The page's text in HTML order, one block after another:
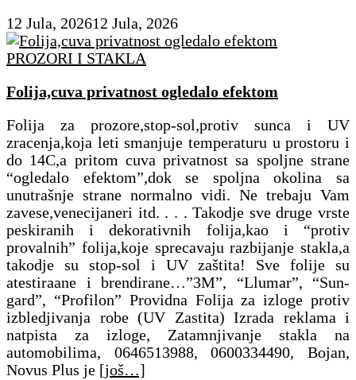
12 Jula, 202612 Jula, 2026
PROZORI I STAKLA
Folija,cuva privatnost ogledalo efektom
Folija za prozore,stop-sol,protiv sunca i UV
zracenja,koja leti smanjuje temperaturu u prostoru i
do 14C,a pritom cuva privatnost sa spoljne strane
“ogledalo efektom”,dok se spoljna okolina sa
unutrašnje strane normalno vidi. Ne trebaju Vam
zavese,venecijaneri itd. . . . Takodje sve druge vrste
peskiranih i dekorativnih folija,kao i “protiv
provalnih” folija,koje sprecavaju razbijanje stakla,a
takodje su stop-sol i UV zaštita! Sve folije su
atestiraane i brendirane…”3M”, “Llumar”, “Sun-
gard”, “Profilon” Providna Folija za izloge protiv
izbledjivanja robe (UV Zastita) Izrada reklama i
natpista za izloge, Zatamnjivanje stakla na
automobilima, 0646513988, 0600334490, Bojan,
Novus Plus je [još…]